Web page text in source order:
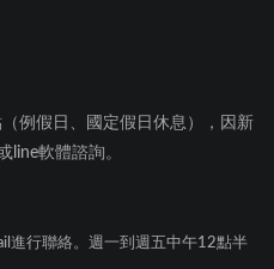
例假日、國定假日休息），因新
line軟體諮詢。
進行聯絡。週一到週五中午12點半